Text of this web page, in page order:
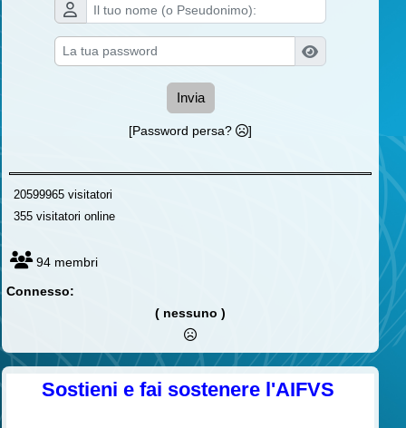
Invia
[Password persa? ]
20599965 visitatori
355 visitatori online
94 membri
Connesso:
( nessuno )
Sostieni e fai sostenere l'AIFVS